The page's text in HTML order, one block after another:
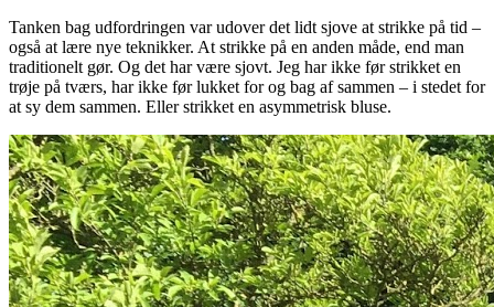
Tanken bag udfordringen var udover det lidt sjove at strikke på tid –
også at lære nye teknikker. At strikke på en anden måde, end man
traditionelt gør. Og det har være sjovt. Jeg har ikke før strikket en
trøje på tværs, har ikke før lukket for og bag af sammen – i stedet for
at sy dem sammen. Eller strikket en asymmetrisk bluse.